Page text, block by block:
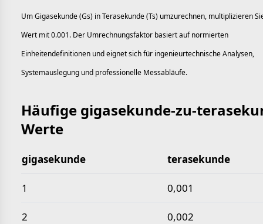
Um Gigasekunde (Gs) in Terasekunde (Ts) umzurechnen, multiplizieren
Wert mit 0.001. Der Umrechnungsfaktor basiert auf normierten
Einheitendefinitionen und eignet sich für ingenieurtechnische Analysen,
Systemauslegung und professionelle Messabläufe.
Häufige gigasekunde-zu-
Werte
Häufige gigasekunde-zu-terasekunde-Werte
gigasekunde terasekunde
1 0,001
2 0,002